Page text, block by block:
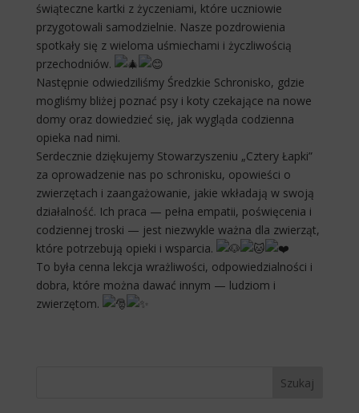
świąteczne kartki z życzeniami, które uczniowie
przygotowali samodzielnie. Nasze pozdrowienia
spotkały się z wieloma uśmiechami i życzliwością
przechodniów.
Następnie odwiedziliśmy Średzkie Schronisko, gdzie
mogliśmy bliżej poznać psy i koty czekające na nowe
domy oraz dowiedzieć się, jak wygląda codzienna
opieka nad nimi.
Serdecznie dziękujemy Stowarzyszeniu „Cztery Łapki”
za oprowadzenie nas po schronisku, opowieści o
zwierzętach i zaangażowanie, jakie wkładają w swoją
działalność. Ich praca — pełna empatii, poświęcenia i
codziennej troski — jest niezwykle ważna dla zwierząt,
które potrzebują opieki i wsparcia.
To była cenna lekcja wrażliwości, odpowiedzialności i
dobra, które można dawać innym — ludziom i
zwierzętom.
Szukaj